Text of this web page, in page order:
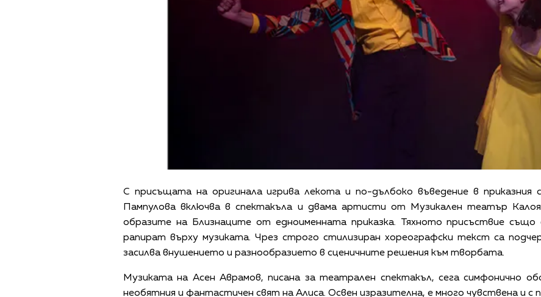
С присъщата на оригинала игрива лекота и по-дълбоко въведение в приказния
Пампулова включва в спектакъла и двама артисти от Музикален театър
образите на Близнаците от едноименната приказка. Тяхното присъствие
рапират върху музиката. Чрез строго стилизиран хореографски текст са
засилва внушението и разнообразието в сценичните решения към творбата.
Музиката на Асен Аврамов, писана за театрален спектакъл, сега симфонично
необятния и фантастичен свят на Алиса. Освен изразителна, е много чувствена и с